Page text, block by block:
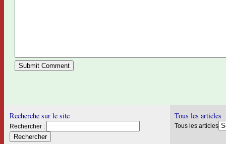
Recherche sur le site
Rechercher :
Tous les articles
Tous les articles